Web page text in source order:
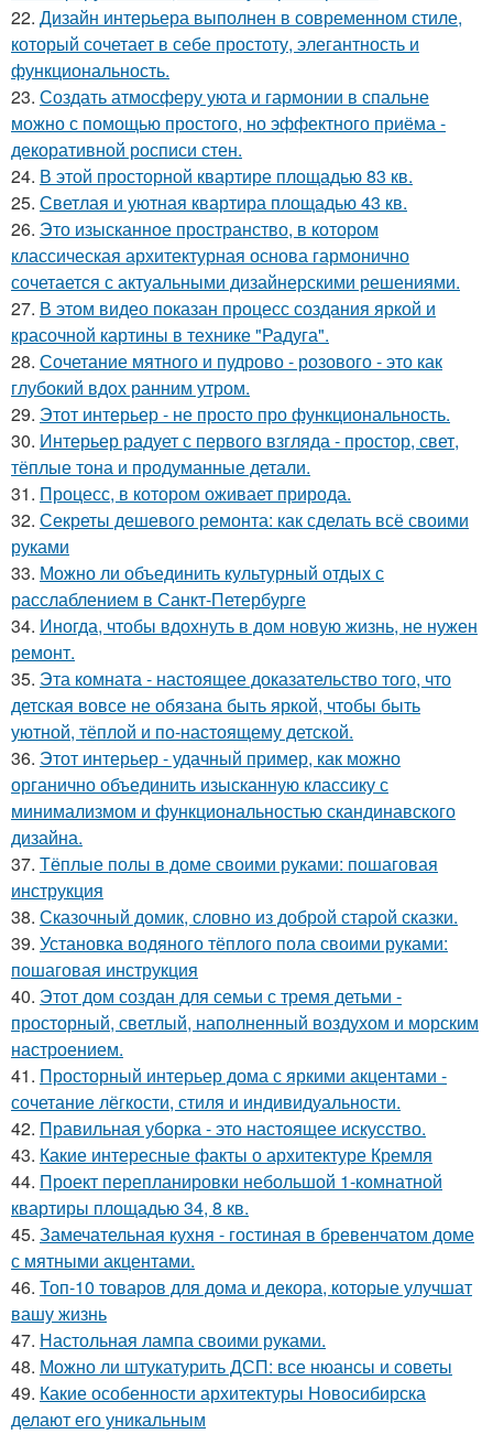
22. Дизайн интерьера выполнен в современном стиле,
который сочетает в себе простоту, элегантность и
функциональность.
23. Создать атмосферу уюта и гармонии в спальне
можно с помощью простого, но эффектного приёма -
декоративной росписи стен.
24. В этой просторной квартире площадью 83 кв.
25. Светлая и уютная квартира площадью 43 кв.
26. Это изысканное пространство, в котором
классическая архитектурная основа гармонично
сочетается с актуальными дизайнерскими решениями.
27. В этом видео показан процесс создания яркой и
красочной картины в технике "Радуга".
28. Сочетание мятного и пудрово - розового - это как
глубокий вдох ранним утром.
29. Этот интерьер - не просто про функциональность.
30. Интерьер радует с первого взгляда - простор, свет,
тёплые тона и продуманные детали.
31. Процесс, в котором оживает природа.
32. Секреты дешевого ремонта: как сделать всё своими
руками
33. Можно ли объединить культурный отдых с
расслаблением в Санкт-Петербурге
34. Иногда, чтобы вдохнуть в дом новую жизнь, не нужен
ремонт.
35. Эта комната - настоящее доказательство того, что
детская вовсе не обязана быть яркой, чтобы быть
уютной, тёплой и по-настоящему детской.
36. Этот интерьер - удачный пример, как можно
органично объединить изысканную классику с
минимализмом и функциональностью скандинавского
дизайна.
37. Тёплые полы в доме своими руками: пошаговая
инструкция
38. Сказочный домик, словно из доброй старой сказки.
39. Установка водяного тёплого пола своими руками:
пошаговая инструкция
40. Этот дом создан для семьи с тремя детьми -
просторный, светлый, наполненный воздухом и морским
настроением.
41. Просторный интерьер дома с яркими акцентами -
сочетание лёгкости, стиля и индивидуальности.
42. Правильная уборка - это настоящее искусство.
43. Какие интересные факты о архитектуре Кремля
44. Проект перепланировки небольшой 1-комнатной
квартиры площадью 34, 8 кв.
45. Замечательная кухня - гостиная в бревенчатом доме
с мятными акцентами.
46. Топ-10 товаров для дома и декора, которые улучшат
вашу жизнь
47. Настольная лампа своими руками.
48. Можно ли штукатурить ДСП: все нюансы и советы
49. Какие особенности архитектуры Новосибирска
делают его уникальным